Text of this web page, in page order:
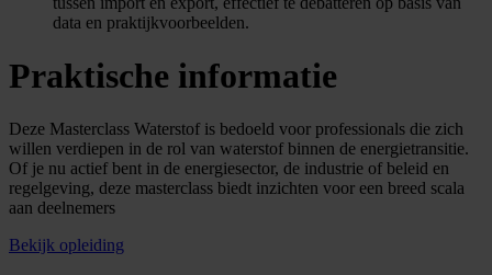
data en praktijkvoorbeelden.
Praktische informatie
Deze Masterclass Waterstof is bedoeld voor professionals die zich
willen verdiepen in de rol van waterstof binnen de energietransitie.
Of je nu actief bent in de energiesector, de industrie of beleid en
regelgeving, deze masterclass biedt inzichten voor een breed scala
aan deelnemers
Bekijk opleiding